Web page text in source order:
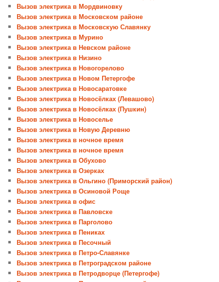
Вызов электрика в Мордвиновку
Вызов электрика в Московском районе
Вызов электрика в Московскую Славянку
Вызов электрика в Мурино
Вызов электрика в Невском районе
Вызов электрика в Низино
Вызов электрика в Новогорелово
Вызов электрика в Новом Петергофе
Вызов электрика в Новосаратовке
Вызов электрика в Новосёлках (Левашово)
Вызов электрика в Новосёлках (Пушкин)
Вызов электрика в Новоселье
Вызов электрика в Новую Деревню
Вызов электрика в ночное время
Вызов электрика в ночное время
Вызов электрика в Обухово
Вызов электрика в Озерках
Вызов электрика в Ольгино (Приморский район)
Вызов электрика в Осиновой Роще
Вызов электрика в офис
Вызов электрика в Павловске
Вызов электрика в Парголово
Вызов электрика в Пениках
Вызов электрика в Песочный
Вызов электрика в Петро-Славянке
Вызов электрика в Петроградском районе
Вызов электрика в Петродворце (Петергофе)